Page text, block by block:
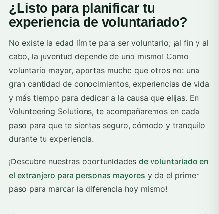
¿Listo para planificar tu
experiencia de voluntariado?
No existe la edad límite para ser voluntario; ¡al fin y al
cabo, la juventud depende de uno mismo! Como
voluntario mayor, aportas mucho que otros no: una
gran cantidad de conocimientos, experiencias de vida
y más tiempo para dedicar a la causa que elijas. En
Volunteering Solutions, te acompañaremos en cada
paso para que te sientas seguro, cómodo y tranquilo
durante tu experiencia.
¡Descubre nuestras oportunidades de voluntariado en
el extranjero para personas mayores y da el primer
paso para marcar la diferencia hoy mismo!